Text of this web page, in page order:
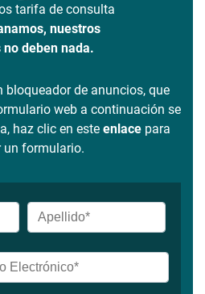
tarifa de consulta
nuestros
deben nada.
de anuncios, que
web a continuación se
haz clic en este enlacepara
un formulario.